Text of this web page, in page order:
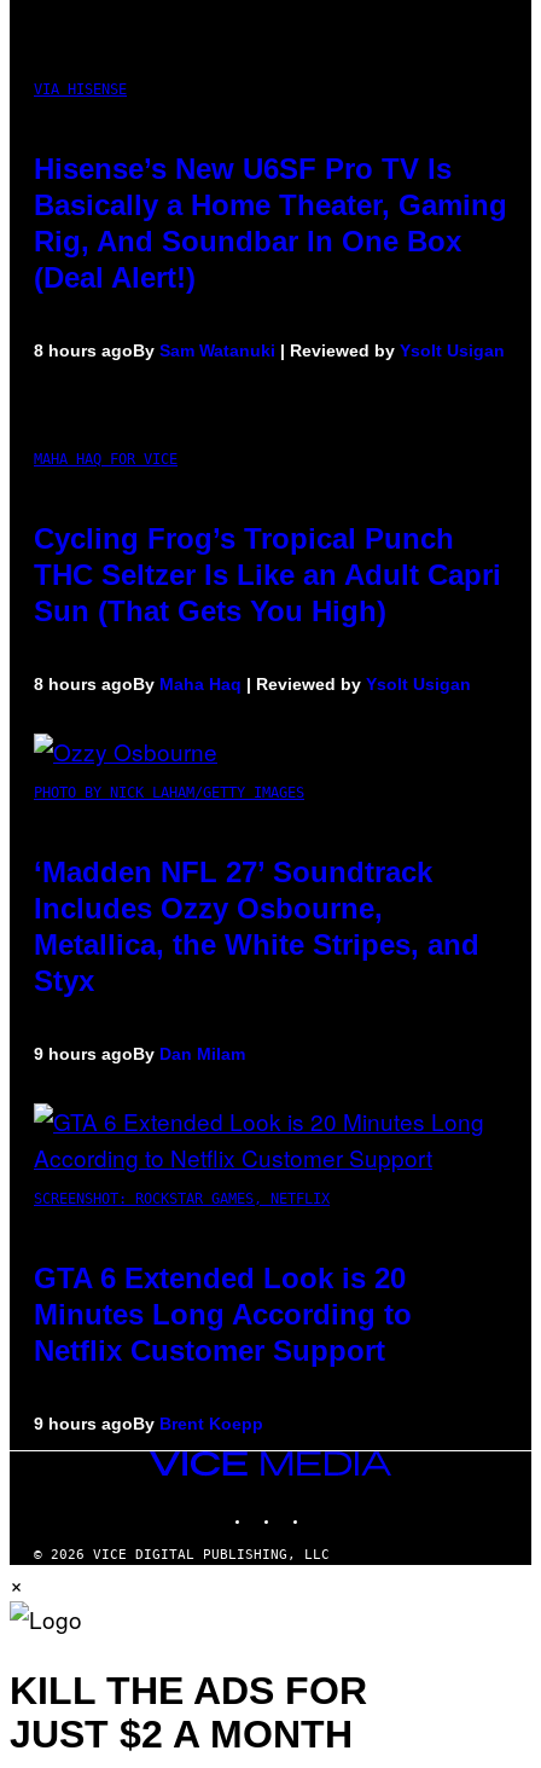
VIA HISENSE
Hisense’s New U6SF Pro TV Is
Basically a Home Theater, Gaming
Rig, And Soundbar In One Box
(Deal Alert!)
8 hours agoBy Sam Watanuki | Reviewed by Ysolt Usigan
MAHA HAQ FOR VICE
Cycling Frog’s Tropical Punch
THC Seltzer Is Like an Adult Capri
Sun (That Gets You High)
8 hours agoBy Maha Haq | Reviewed by Ysolt Usigan
PHOTO BY NICK LAHAM/GETTY IMAGES
‘Madden NFL 27’ Soundtrack
Includes Ozzy Osbourne,
Metallica, the White Stripes, and
Styx
9 hours agoBy Dan Milam
SCREENSHOT: ROCKSTAR GAMES, NETFLIX
GTA 6 Extended Look is 20
Minutes Long According to
Netflix Customer Support
9 hours agoBy Brent Koepp
VICE
MEDIA
© 2026 VICE DIGITAL PUBLISHING, LLC
×
KILL THE ADS FOR
JUST $2 A MONTH